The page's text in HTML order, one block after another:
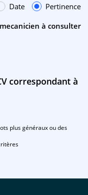
à consulter
Date Pertinence
correspondant à
plus généraux ou des